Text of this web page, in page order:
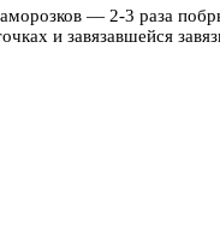
— 2-3 раза
и завязавшейся